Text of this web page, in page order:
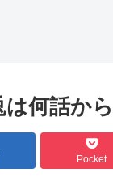
何話か
Pocket